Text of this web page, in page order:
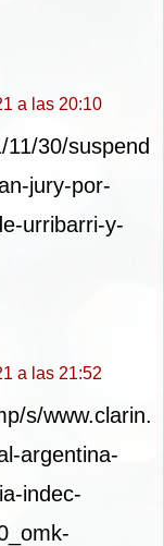
a las 20:10
11/30/suspend
jury-por-
urribarri-y-
a las 21:52
s/www.clarin.
argentina-
indec-